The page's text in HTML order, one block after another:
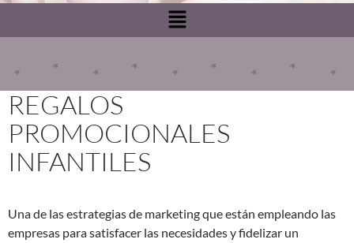
REGALOS
PROMOCIONALES
INFANTILES
Una de las estrategias de marketing que están empleando las
empresas para satisfacer las necesidades y fidelizar un